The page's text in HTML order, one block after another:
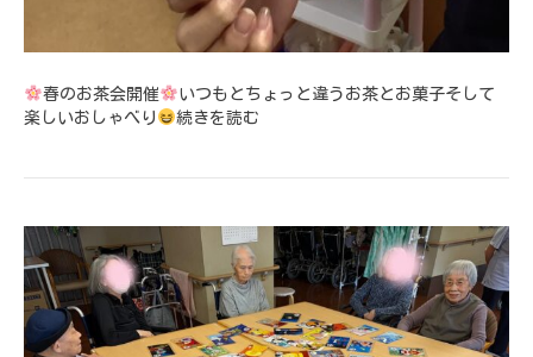
春のお茶会開催
いつもとちょっと違うお茶とお菓子そして
楽しいおしゃべり
続きを読む